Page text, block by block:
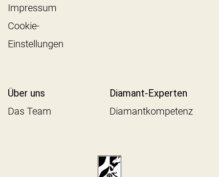
Impressum
Cookie-
Einstellungen
Über uns
Das Team
Diamant-Experten
Diamantkompetenz